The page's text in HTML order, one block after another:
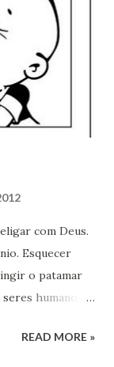
com Deus.
Esquecer
o patamar
humanos
um Ano Novo. O
READ MORE »